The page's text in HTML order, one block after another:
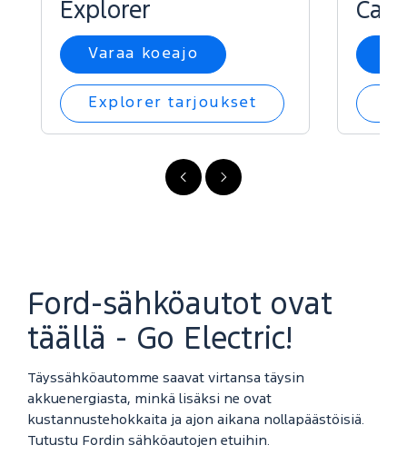
FI
-
FI
-
Explorer
Varaa koeajo
Explorer tarjoukset
Ford-sähköautot ovat
täällä - Go Electric!
Täyssähköautomme saavat virtansa täysin
akkuenergiasta, minkä lisäksi ne ovat
kustannustehokkaita ja ajon aikana nollapäästöisiä.
Tutustu Fordin sähköautojen etuihin.